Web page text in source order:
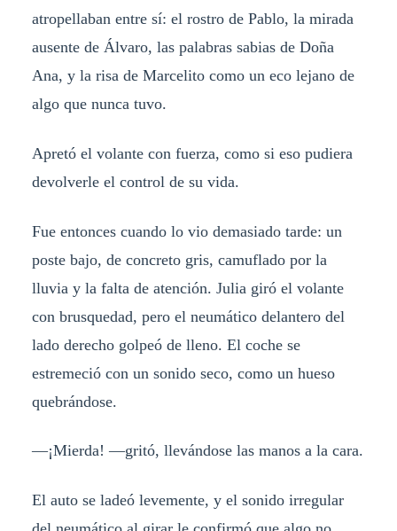
atropellaban entre sí: el rostro de Pablo, la mirada
ausente de Álvaro, las palabras sabias de Doña
Ana, y la risa de Marcelito como un eco lejano de
algo que nunca tuvo.
Apretó el volante con fuerza, como si eso pudiera
devolverle el control de su vida.
Fue entonces cuando lo vio demasiado tarde: un
poste bajo, de concreto gris, camuflado por la
lluvia y la falta de atención. Julia giró el volante
con brusquedad, pero el neumático delantero del
lado derecho golpeó de lleno. El coche se
estremeció con un sonido seco, como un hueso
quebrándose.
—¡Mierda! —gritó, llevándose las manos a la cara.
El auto se ladeó levemente, y el sonido irregular